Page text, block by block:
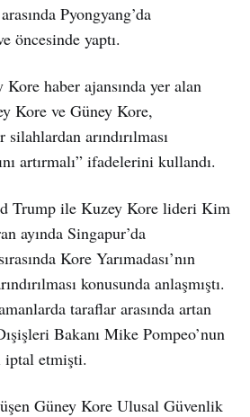
Pyongyang’da
öncesinde yaptı.
haber ajansında yer alan
Kore ve Güney Kore,
silahlardan arındırılması
artırmalı” ifadelerini kullandı.
Trump ile Kuzey Kore lideri Kim
ayında Singapur’da
Kore Yarımadası’nın
konusunda anlaşmıştı.
taraflar arasında artan
Bakanı Mike Pompeo’nun
iptal etmişti.
Güney Kore Ulusal Güvenlik